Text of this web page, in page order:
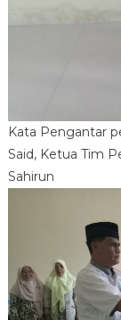
Kata Pengantar
Said, Ketua Tim
Sahirun